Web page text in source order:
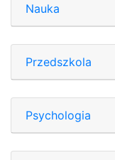
Nauka
Przedszkola
Psychologia